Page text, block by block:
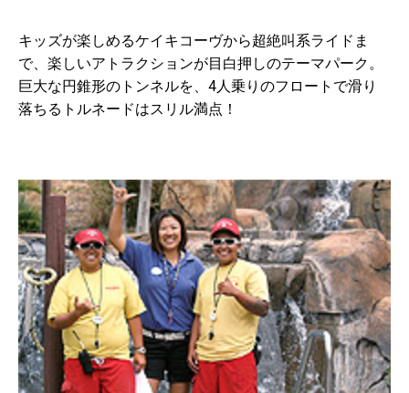
キッズが楽しめるケイキコーヴから超絶叫系ライドま
で、楽しいアトラクションが目白押しのテーマパーク。
巨大な円錐形のトンネルを、4人乗りのフロートで滑り
落ちるトルネードはスリル満点！